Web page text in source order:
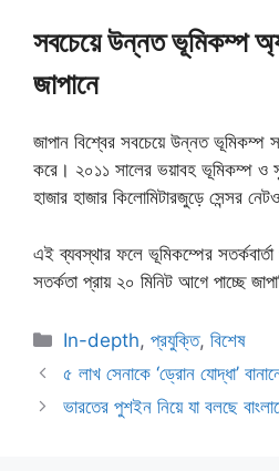
সবচেয়ে উন্নত ভূমিকম্প
জাপানে
জাপান বিশ্বের সবচেয়ে উন্নত ভূমিকম্প
করে। ২০১১ সালের ভয়াবহ ভূমিকম্প ও
হাজার হাজার কিলোমিটারজুড়ে সেন্সর
এই ব্যবস্থার ফলে ভূমিকম্পের
সতর্কতা প্রায় ২০ মিনিট আগে পাচ্ছে
Categories
In-depth,প্রযুক্তি,বিশেষ
৫ লাখ সেনাকে ‘ড্রোন যোদ্ধা’
ভারতের পুশইন নিয়ে যা বলছে